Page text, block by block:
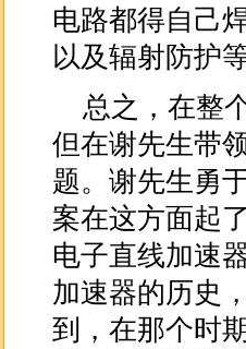
电路都得自己
以及辐射防护
总之，在整
但在谢先生带
题。谢先生勇
案在这方面起
电子直线加速
加速器的历史
到，在那个时